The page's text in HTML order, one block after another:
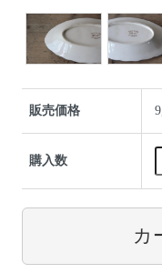
販売価格
購入数